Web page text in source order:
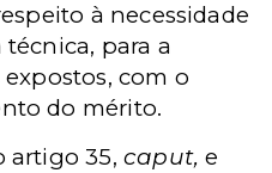
à necessidade
para a
com o
do mérito.
artigo 35, caput,e